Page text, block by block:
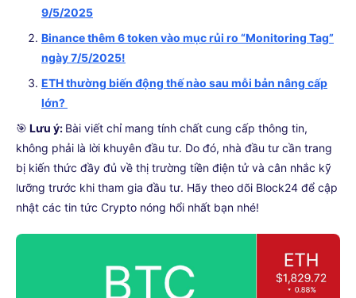
9/5/2025
Binance thêm 6 token vào mục rủi ro “Monitoring Tag”
ngày 7/5/2025!
ETH thường biến động thế nào sau mỗi bản nâng cấp
lớn?
🎯 Lưu ý: Bài viết chỉ mang tính chất cung cấp thông tin,
không phải là lời khuyên đầu tư. Do đó, nhà đầu tư cần trang
bị kiến thức đầy đủ về thị trường tiền điện tử và cân nhắc kỹ
lưỡng trước khi tham gia đầu tư. Hãy theo dõi Block24 để cập
nhật các tin tức Crypto nóng hổi nhất bạn nhé!